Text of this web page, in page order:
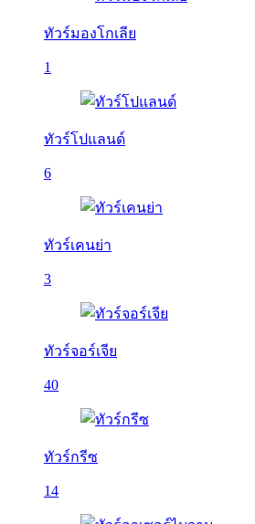
ทัวร์มองโกเลีย
1
ทัวร์โปแลนด์
6
ทัวร์เคนย่า
3
ทัวร์จอร์เจีย
40
ทัวร์กรีซ
14